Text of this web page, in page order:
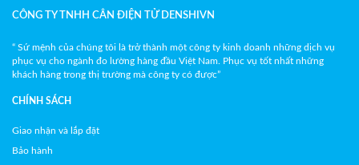
CÔNG TY TNHH CÂN ĐIỆN TỬ DENSHIVN
“ Sứ mệnh của chúng tôi là trở thành một công ty kinh doanh những dịch vụ
phục vụ cho ngành đo lường hàng đầu Việt Nam. Phục vụ tốt nhất những
khách hàng trong thị trường mà công ty có được”
CHÍNH SÁCH
Giao nhận và lắp đặt
Bảo hành